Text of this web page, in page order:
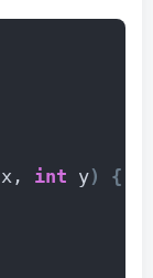
x, int y)
{